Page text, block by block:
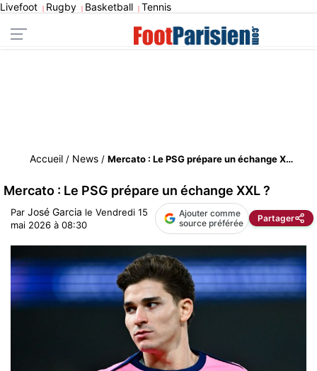
Livefoot | Rugby | Basketball | Tennis
Accueil / News / Mercato : Le PSG prépare un échange XXL ?
Mercato : Le PSG prépare un échange XXL ?
Par José Garcia le Vendredi 15
mai 2026 à 08:30
Ajouter comme
source préférée
Partager